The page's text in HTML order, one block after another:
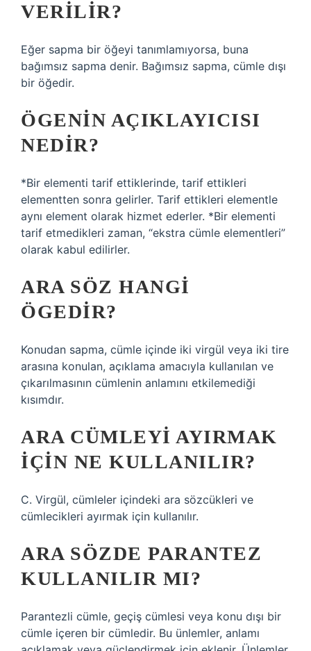
VERILIR?
Eğer sapma bir öğeyi tanımlamıyorsa, buna
bağımsız sapma denir. Bağımsız sapma, cümle dışı
bir öğedir.
ÖGENIN AÇIKLAYICISI
NEDIR?
*Bir elementi tarif ettiklerinde, tarif ettikleri
elementten sonra gelirler. Tarif ettikleri elementle
aynı element olarak hizmet ederler. *Bir elementi
tarif etmedikleri zaman, “ekstra cümle elementleri”
olarak kabul edilirler.
ARA SÖZ HANGI
ÖGEDIR?
Konudan sapma, cümle içinde iki virgül veya iki tire
arasına konulan, açıklama amacıyla kullanılan ve
çıkarılmasının cümlenin anlamını etkilemediği
kısımdır.
ARA CÜMLEYI AYIRMAK
IÇIN NE KULLANILIR?
C. Virgül, cümleler içindeki ara sözcükleri ve
cümlecikleri ayırmak için kullanılır.
ARA SÖZDE PARANTEZ
KULLANILIR MI?
Parantezli cümle, geçiş cümlesi veya konu dışı bir
cümle içeren bir cümledir. Bu ünlemler, anlamı